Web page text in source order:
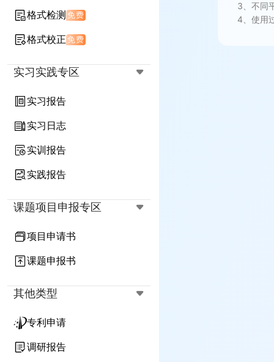
格式检测 免费
格式校正 免费
实习实践专区
实习报告
实习日志
实训报告
实践报告
课题项目申报专区
项目申请书
课题申报书
其他类型
专利申请
调研报告
3、不同
4、使用